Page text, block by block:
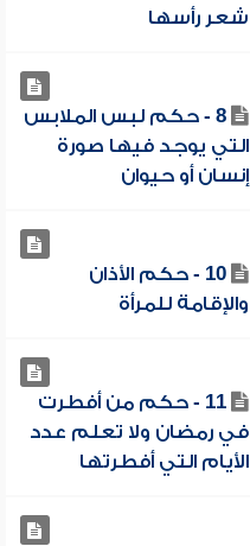
شعر رأسها
8 - حكم لبس الملابس
التي يوجد فيها صورة
إنسان أو حيوان
10 - حكم الأذان
والإقامة للمرأة
11 - حكم من أفطرت
في رمضان ولا تعلم عدد
الأيام التي أفطرتها